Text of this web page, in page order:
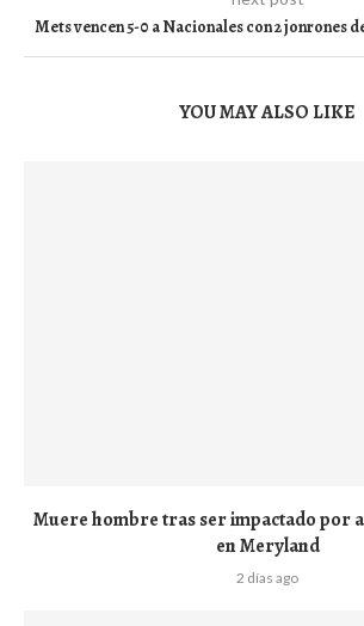
Mets vencen 5-0 a Nacionales con 2 jonrones
YOU MAY ALSO LIKE
Muere hombre tras ser impactado por
en Meryland
2 días ago